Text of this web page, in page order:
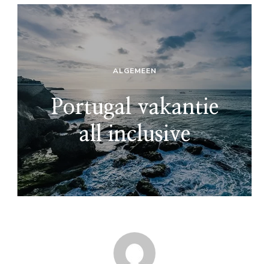
ALGEMEEN
Portugal vakantie
all inclusive